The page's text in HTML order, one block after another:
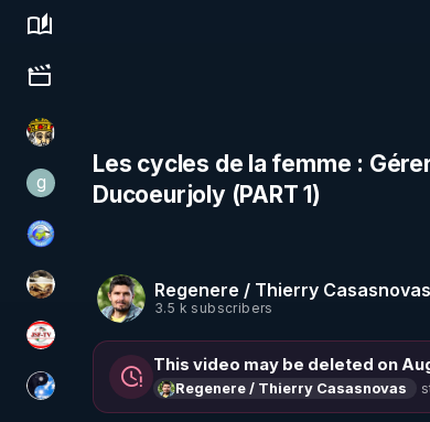
Science, history & spirituality
Culture, media & entertainment
Textes Sacrés & Maîtres Spirituels
ggilo59
Tonton Posture Débrief
patatrak
JSF - TV
Chercheur de vérité
Les cycles de la femme :
Ducoeurjoly (PART 1)
Regenere / Thierry Casasnovas
3.5 k subscribers
This video may be deleted on
Regenere / Thierry Casasnovas